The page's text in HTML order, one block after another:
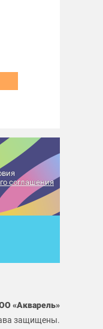
соглашения
«Акварель»
защищены.